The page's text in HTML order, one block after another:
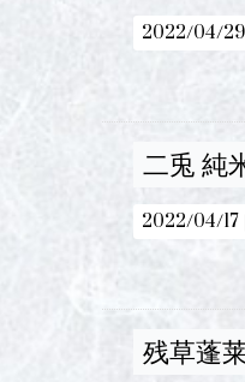
2022/04/29
二兎 純
2022/04/17
残草蓬